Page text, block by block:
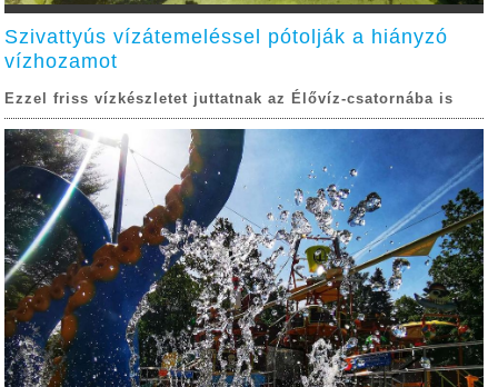
Szivattyús vízátemeléssel pótolják a hiányzó
vízhozamot
Ezzel friss vízkészletet juttatnak az Élővíz-csatornába is